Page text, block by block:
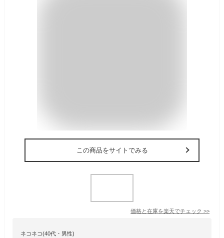
この商品をサイトでみる
価格と在庫を楽天でチェック >>
ネコネコ(40代・男性)